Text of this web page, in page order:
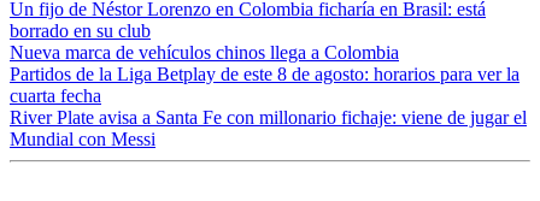
Un fijo de Néstor Lorenzo en Colombia ficharía en Brasil: está
borrado en su club
Nueva marca de vehículos chinos llega a Colombia
Partidos de la Liga Betplay de este 8 de agosto: horarios para ver la
cuarta fecha
River Plate avisa a Santa Fe con millonario fichaje: viene de jugar el
Mundial con Messi